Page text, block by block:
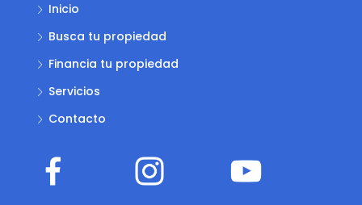
Inicio
Busca tu propiedad
Financia tu propiedad
Servicios
Contacto